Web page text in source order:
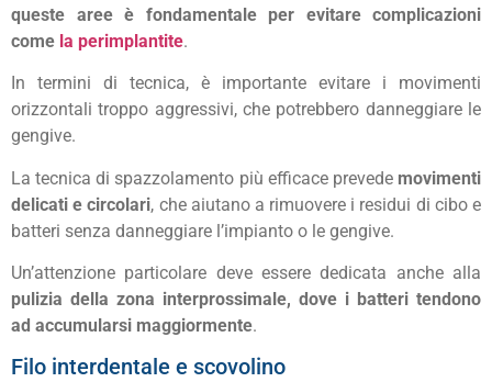
queste aree è fondamentale per evitare complicazioni
come la perimplantite.
In termini di tecnica, è importante evitare i movimenti
orizzontali troppo aggressivi, che potrebbero danneggiare le
gengive.
La tecnica di spazzolamento più efficace prevede movimenti
delicati e circolari, che aiutano a rimuovere i residui di cibo e
batteri senza danneggiare l’impianto o le gengive.
Un’attenzione particolare deve essere dedicata anche alla
pulizia della zona interprossimale, dove i batteri tendono
ad accumularsi maggiormente.
Filo interdentale e scovolino